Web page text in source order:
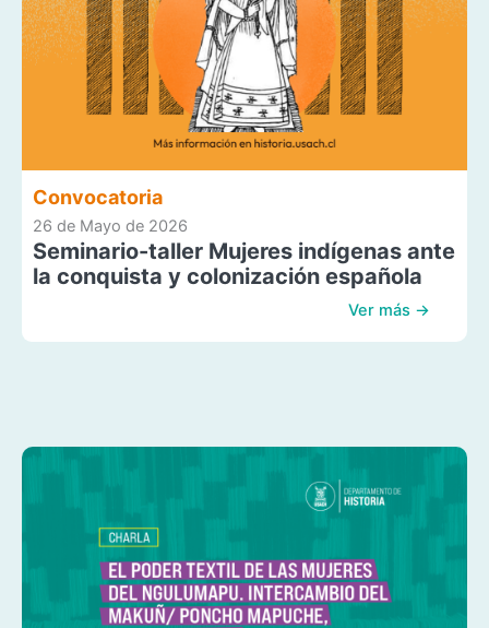
Convocatoria
26 de Mayo de 2026
Seminario-taller Mujeres indígenas ante
la conquista y colonización española
Ver más →